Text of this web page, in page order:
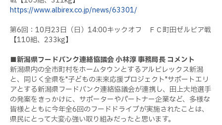
https://www.albirex.co.jp/news/63301/
第6回： 10月23日（日） 14:00キックオフ ＦＣ町田ゼルビア戦
【110組、 233kg】
■新潟県フードバンク連絡協議会 小林淳 事務局長 コメント
新潟県内の全市町村をホームタウンとするアルビレックス新潟
と、同じく全県を"子どもの未来応援プロジェクト"サポートエリ
アとする新潟県フードバンク連絡協議会が連携し、田上大地選手
の発案をきっかけに、サポーターやパートナー企業など、多様な
皆様とともに今年全6回のフードドライブが実施されたことは、
県民にとって大変心強い取り組みだったと思います。